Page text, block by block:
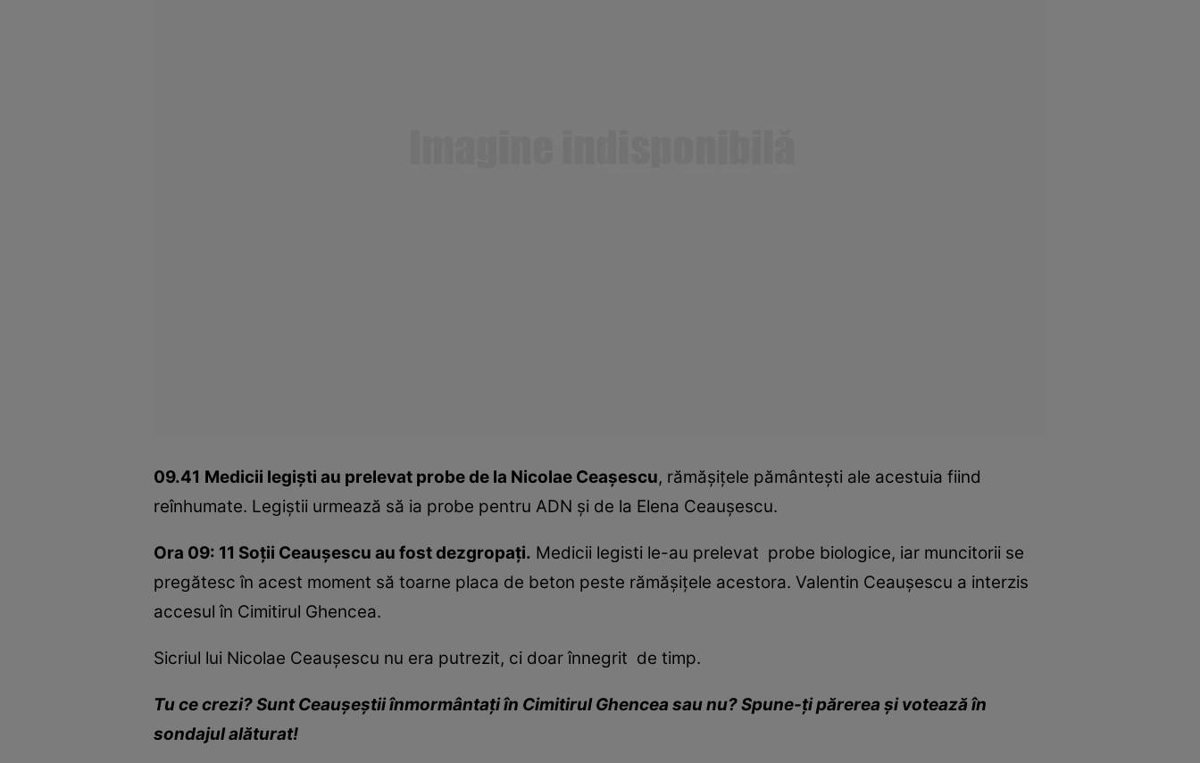
09.41 Medicii legişti au prelevat probe de la Nicolae Ceaşescu, rămăşiţele pământeşti ale acestuia fiind
reînhumate. Legiştii urmează să ia probe pentru ADN şi de la Elena Ceauşescu.
Ora 09: 11 Soţii Ceauşescu au fost dezgropaţi. Medicii legisti le-au prelevat probe biologice, iar muncitorii se
pregătesc în acest moment să toarne placa de beton peste rămăşiţele acestora. Valentin Ceauşescu a interzis
accesul în Cimitirul Ghencea.
Sicriul lui Nicolae Ceauşescu nu era putrezit, ci doar înnegrit de timp.
Tu ce crezi? Sunt Ceauşeştii înmormântaţi în Cimitirul Ghencea sau nu? Spune-ţi părerea şi votează în
sondajul alăturat!